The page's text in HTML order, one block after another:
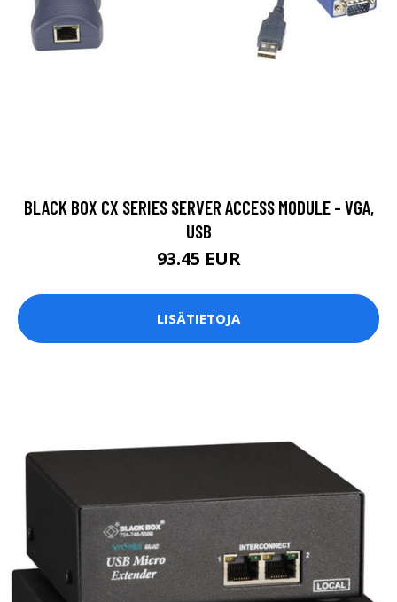
BLACK BOX CX SERIES SERVER ACCESS MODULE - VGA,
USB
93.45 EUR
LISÄTIETOJA